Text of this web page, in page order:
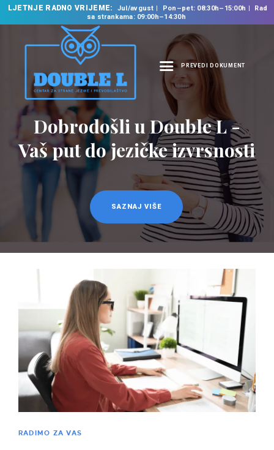
LJETNJE RADNO VRIJEME: Jul/avgust Pon–pet: 08:30h–15:00h
Rad
sa strankama: 09:00h–14:30h
PREVEDI DOKUMENT
NASLOVNA
O NAMA
NAŠE USLUGE
ŠKOLA STRANIH
JEZIKA
PREVODILAČKI BIRO
KURSEVI
NOVOSTI
KONTAKT
Dobrodošli u Double L -
Vaš put do jezičke izvrsnosti
SAZNAJ VIŠE
Prevodilačke usluge
na 35 jezika
SAZNAJ VIŠE
RADIMO ZA VAS